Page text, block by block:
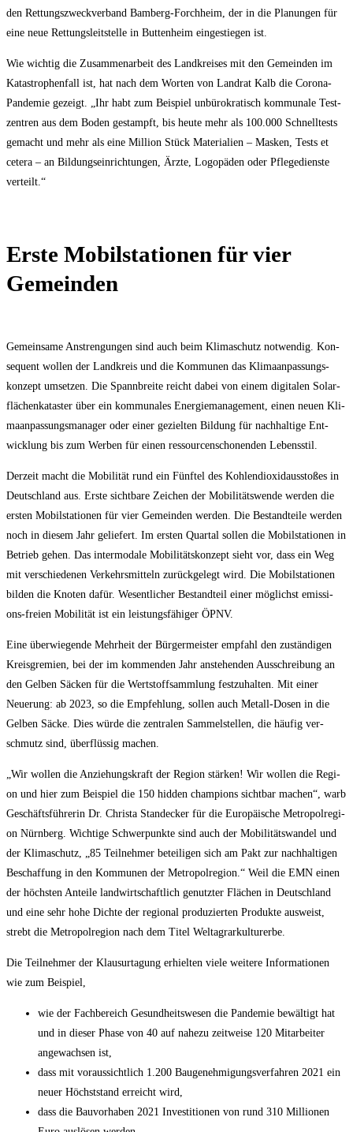
den Ret­tungs­zweck­ver­band Bam­berg-Forch­heim, der in die Pla­nun­gen für
eine neue Ret­tungs­leit­stel­le in But­ten­heim ein­ge­stie­gen ist.
Wie wich­tig die Zusam­men­ar­beit des Land­krei­ses mit den Gemein­den im
Kata­stro­phen­fall ist, hat nach dem Wor­ten von Land­rat Kalb die Coro­na-
Pan­de­mie gezeigt. „Ihr habt zum Bei­spiel unbü­ro­kra­tisch kom­mu­na­le Test­
zen­tren aus dem Boden gestampft, bis heu­te mehr als 100.000 Schnell­tests
gemacht und mehr als eine Mil­li­on Stück Mate­ria­li­en – Mas­ken, Tests et
cete­ra – an Bil­dungs­ein­rich­tun­gen, Ärz­te, Logo­pä­den oder Pfle­ge­diens­te
verteilt.“
Ers­te Mobil­sta­tio­nen für vier
Gemeinden
Gemein­sa­me Anstren­gun­gen sind auch beim Kli­ma­schutz not­wen­dig. Kon­
se­quent wol­len der Land­kreis und die Kom­mu­nen das Kli­ma­an­pas­sungs-
kon­zept umset­zen. Die Spann­brei­te reicht dabei von einem digi­ta­len Solar­
flä­chen­ka­tas­ter über ein kom­mu­na­les Ener­gie­ma­nage­ment, einen neu­en Kli­
ma­an­pas­sungs­ma­na­ger oder einer geziel­ten Bil­dung für nach­hal­ti­ge Ent­
wick­lung bis zum Wer­ben für einen res­sour­cen­scho­nen­den Lebensstil.
Der­zeit macht die Mobi­li­tät rund ein Fünf­tel des Koh­len­di­oxid­aus­sto­ßes in
Deutsch­land aus. Ers­te sicht­ba­re Zei­chen der Mobi­li­täts­wen­de wer­den die
ers­ten Mobil­sta­tio­nen für vier Gemein­den wer­den. Die Bestand­tei­le wer­den
noch in die­sem Jahr gelie­fert. Im ers­ten Quar­tal sol­len die Mobil­sta­tio­nen in
Betrieb gehen. Das inter­mo­da­le Mobi­li­täts­kon­zept sieht vor, dass ein Weg
mit ver­schie­de­nen Ver­kehrs­mit­teln zurück­ge­legt wird. Die Mobil­sta­tio­nen
bil­den die Kno­ten dafür. Wesent­li­cher Bestand­teil einer mög­lichst emis­si­
ons-frei­en Mobi­li­tät ist ein leis­tungs­fä­hi­ger ÖPNV.
Eine über­wie­gen­de Mehr­heit der Bür­ger­meis­ter emp­fahl den zustän­di­gen
Kreis­gre­mi­en, bei der im kom­men­den Jahr anste­hen­den Aus­schrei­bung an
den Gel­ben Säcken für die Wert­stoff­samm­lung fest­zu­hal­ten. Mit einer
Neue­rung: ab 2023, so die Emp­feh­lung, sol­len auch Metall-Dosen in die
Gel­ben Säcke. Dies wür­de die zen­tra­len Sam­mel­stel­len, die häu­fig ver­
schmutz sind, über­flüs­sig machen.
„Wir wol­len die Anzie­hungs­kraft der Regi­on stär­ken! Wir wol­len die Regi­
on und hier zum Bei­spiel die 150 hid­den cham­pi­ons sicht­bar machen“, warb
Geschäfts­füh­re­rin Dr. Chris­ta Stan­de­cker für die Euro­päi­sche Metro­pol­re­gi­
on Nürn­berg. Wich­ti­ge Schwer­punk­te sind auch der Mobi­li­täts­wan­del und
der Kli­ma­schutz, „85 Teil­neh­mer betei­li­gen sich am Pakt zur nach­hal­ti­gen
Beschaf­fung in den Kom­mu­nen der Metro­pol­re­gi­on.“ Weil die EMN einen
der höchs­ten Antei­le land­wirt­schaft­lich genutz­ter Flä­chen in Deutsch­land
und eine sehr hohe Dich­te der regio­nal pro­du­zier­ten Pro­duk­te aus­weist,
strebt die Metro­pol­re­gi­on nach dem Titel Weltagrarkulturerbe.
Die Teil­neh­mer der Klau­sur­ta­gung erhiel­ten vie­le wei­te­re Infor­ma­tio­nen
wie zum Beispiel,
wie der Fach­be­reich Gesund­heits­we­sen die Pan­de­mie bewäl­tigt hat
und in die­ser Pha­se von 40 auf nahe­zu zeit­wei­se 120 Mit­ar­bei­ter
ange­wach­sen ist,
dass mit vor­aus­sicht­lich 1.200 Bau­ge­neh­mi­gungs­ver­fah­ren 2021 ein
neu­er Höchst­stand erreicht wird,
dass die Bau­vor­ha­ben 2021 Inves­ti­tio­nen von rund 310 Mil­lio­nen